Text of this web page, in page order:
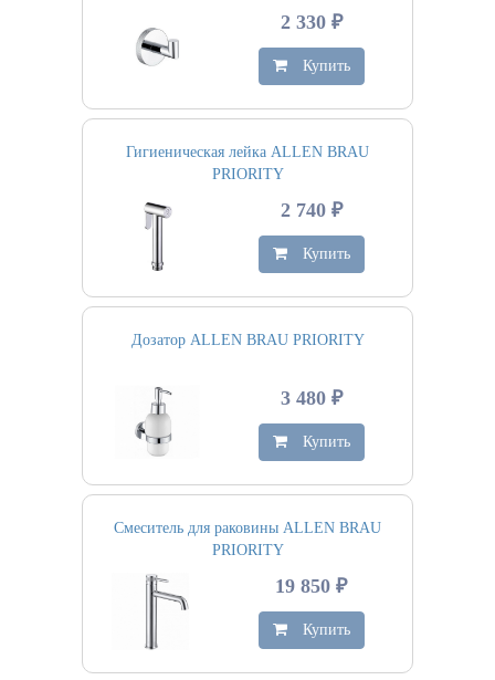
2 330 ₽
Купить
Гигиеническая лейка ALLEN BRAU
PRIORITY
2 740 ₽
Купить
Дозатор ALLEN BRAU PRIORITY
3 480 ₽
Купить
Смеситель для раковины ALLEN BRAU
PRIORITY
19 850 ₽
Купить